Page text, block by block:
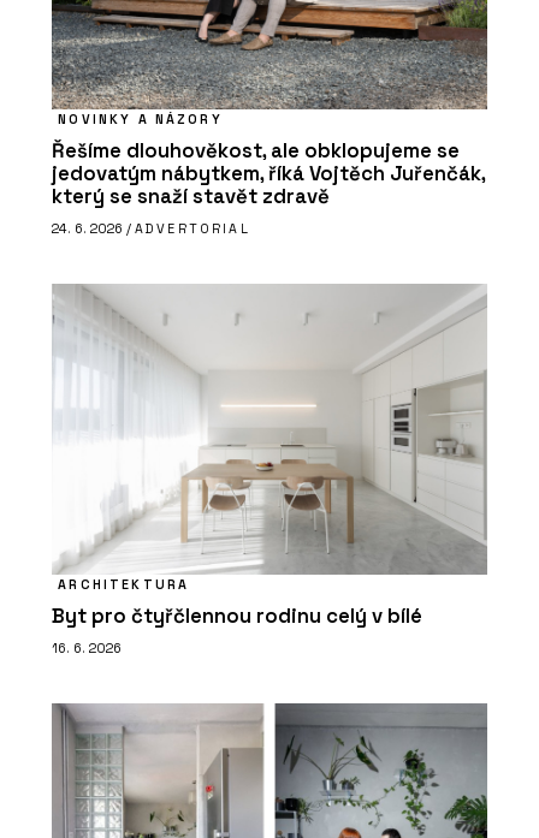
NOVINKY A NÁZORY
Řešíme dlouhověkost, ale obklopujeme se
jedovatým nábytkem, říká Vojtěch Juřenčák,
který se snaží stavět zdravě
24. 6. 2026 / ADVERTORIAL
ARCHITEKTURA
Byt pro čtyřčlennou rodinu celý v bílé
16. 6. 2026